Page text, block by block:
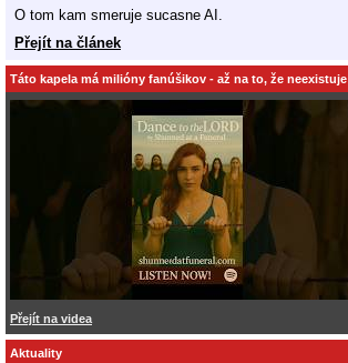
O tom kam smeruje sucasne AI.
Přejít na článek
Táto kapela má milióny fanúšikov - až na to, že neexistuje
Přejít na videa
Aktuality